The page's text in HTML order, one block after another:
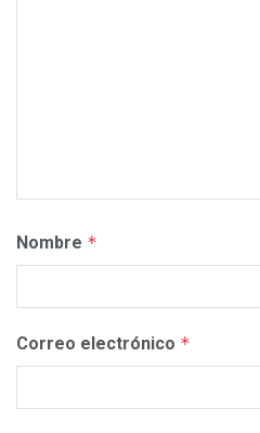
Nombre *
Correo electrónico *